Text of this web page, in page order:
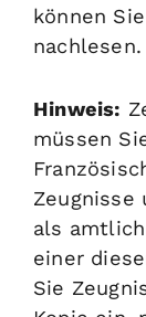
können
nachlesen.
Hinweis:
müssen
Zeugnisse
als
einer
Sie